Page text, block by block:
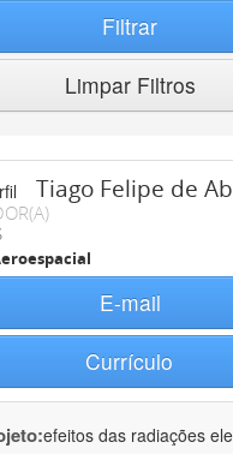
Filtrar
Limpar Filtros
Tiago Felipe de
E-mail
Currículo
efeitos das radiações